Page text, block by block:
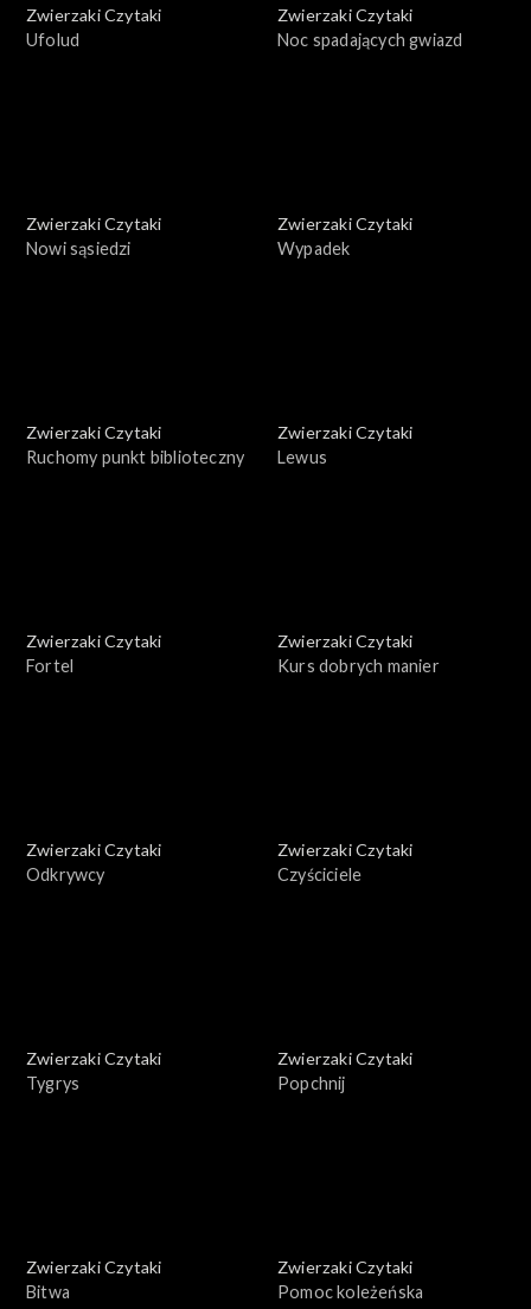
Zwierzaki Czytaki
Ufolud
Zwierzaki Czytaki
Noc spadających gwiazd
Zwierzaki Czytaki
Nowi sąsiedzi
Zwierzaki Czytaki
Wypadek
Zwierzaki Czytaki
Ruchomy punkt biblioteczny
Zwierzaki Czytaki
Lewus
Zwierzaki Czytaki
Fortel
Zwierzaki Czytaki
Kurs dobrych manier
Zwierzaki Czytaki
Odkrywcy
Zwierzaki Czytaki
Czyściciele
Zwierzaki Czytaki
Tygrys
Zwierzaki Czytaki
Popchnij
Zwierzaki Czytaki
Bitwa
Zwierzaki Czytaki
Pomoc koleżeńska